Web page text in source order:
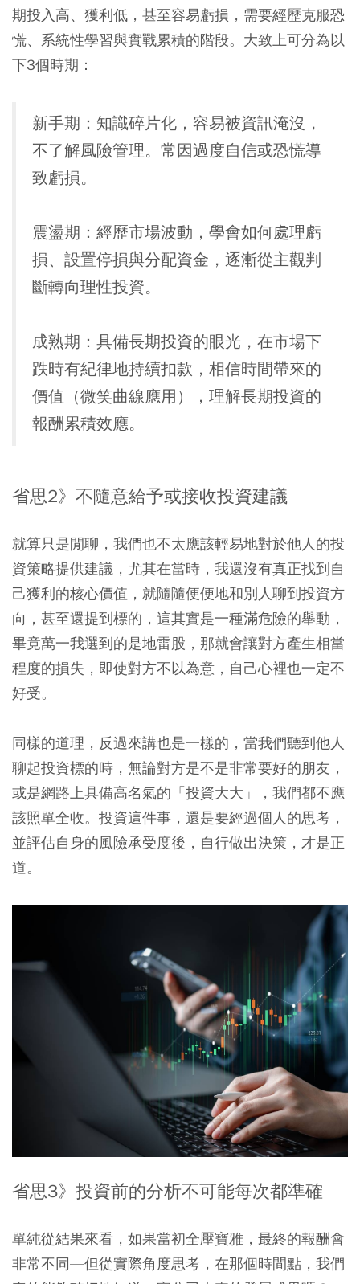
期投入高、獲利低，甚至容易虧損，需要經歷克服恐
慌、系統性學習與實戰累積的階段。大致上可分為以
下3個時期：
新手期： 知識碎片化，容易被資訊淹沒，
不了解風險管理。常因過度自信或恐慌導
致虧損。
震盪期： 經歷市場波動，學會如何處理虧
損、設置停損與分配資金，逐漸從主觀判
斷轉向理性投資。
成熟期： 具備長期投資的眼光，在市場下
跌時有紀律地持續扣款，相信時間帶來的
價值（微笑曲線應用），理解長期投資的
報酬累積效應。
省思2》不隨意給予或接收投資建議
就算只是閒聊，我們也不太應該輕易地對於他人的投
資策略提供建議，尤其在當時，我還沒有真正找到自
己獲利的核心價值，就隨隨便便地和別人聊到投資方
向，甚至還提到標的，這其實是一種滿危險的舉動，
畢竟萬一我選到的是地雷股，那就會讓對方產生相當
程度的損失，即使對方不以為意，自己心裡也一定不
好受。
同樣的道理，反過來講也是一樣的，當我們聽到他人
聊起投資標的時，無論對方是不是非常要好的朋友，
或是網路上具備高名氣的「投資大大」，我們都不應
該照單全收。投資這件事，還是要經過個人的思考，
並評估自身的風險承受度後，自行做出決策，才是正
道。
省思3》投資前的分析不可能每次都準確
單純從結果來看，如果當初全壓寶雅，最終的報酬會
非常不同—但從實際角度思考，在那個時間點，我們